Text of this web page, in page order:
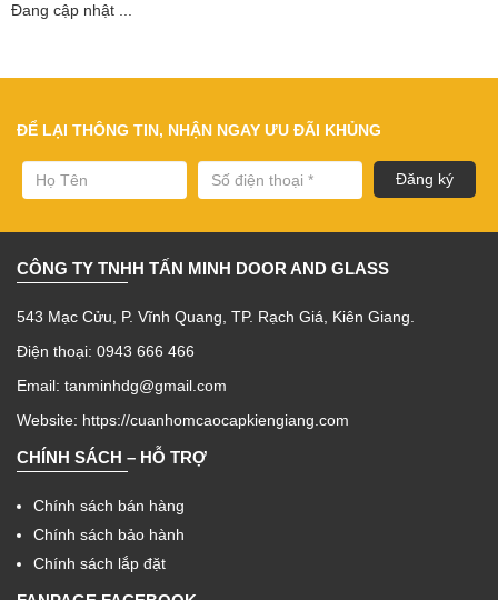
Đang cập nhật ...
ĐỂ LẠI THÔNG TIN, NHẬN NGAY ƯU ĐÃI KHỦNG
CÔNG TY TNHH TẤN MINH DOOR AND GLASS
543 Mạc Cửu, P. Vĩnh Quang, TP. Rạch Giá, Kiên Giang.
Điện thoại: 0943 666 466
Email: tanminhdg@gmail.com
Website: https://cuanhomcaocapkiengiang.com
CHÍNH SÁCH – HỖ TRỢ
Chính sách bán hàng
Chính sách bảo hành
Chính sách lắp đặt